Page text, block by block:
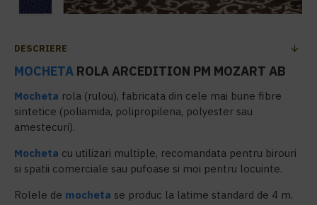
DESCRIERE
MOCHETA ROLA ARCEDITION PM MOZART AB
Mocheta rola (rulou), fabricata din cele mai bune fibre
sintetice (poliamida, polipropilena, polyester sau
amestecuri).
Mocheta cu utilizari multiple, recomandata pentru birouri
si spatii comerciale sau pufoase si moi pentru locuinte.
Rolele de mocheta se produc la latime standard de 4 m.